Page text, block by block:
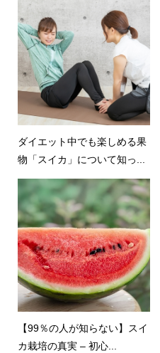
ダイエット中でも楽しめる果
物「スイカ」について知っ...
【99％の人が知らない】スイ
カ栽培の真実 – 初心...